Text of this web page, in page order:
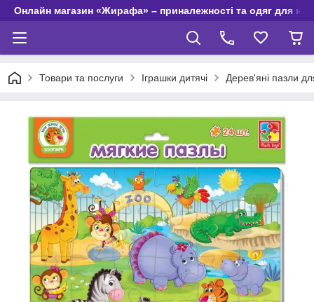
Онлайн магазин «Жирафа» – приналежності та одяг для
Товари та послуги Іграшки дитячі Дерев'яні пазли